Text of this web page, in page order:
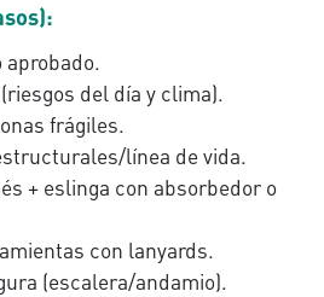
aprobado.
del día y clima).
frágiles.
línea de vida.
+ eslinga con absorbedor o
con lanyards.
(escalera/andamio).